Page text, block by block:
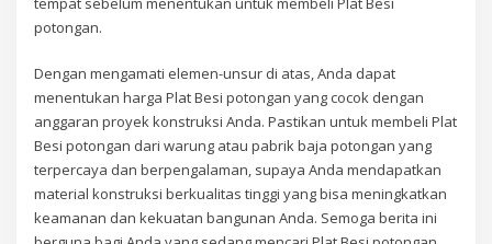
potongan.
Dengan mengamati elemen-unsur di atas, Anda dapat
menentukan harga Plat Besi potongan yang cocok dengan
anggaran proyek konstruksi Anda. Pastikan untuk membeli Plat
Besi potongan dari warung atau pabrik baja potongan yang
terpercaya dan berpengalaman, supaya Anda mendapatkan
material konstruksi berkualitas tinggi yang bisa meningkatkan
keamanan dan kekuatan bangunan Anda. Semoga berita ini